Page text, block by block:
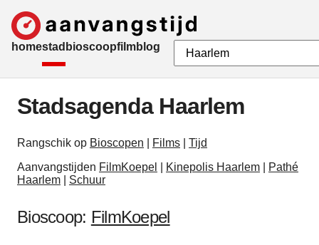
homestad bioscoopfilmblog
Stadsagenda Haarlem
Rangschik op Bioscopen Films
Tijd
Aanvangstijden FilmKoepel Kinepolis Haarlem
Pathé
Haarlem
Schuur
Bioscoop: FilmKoepel